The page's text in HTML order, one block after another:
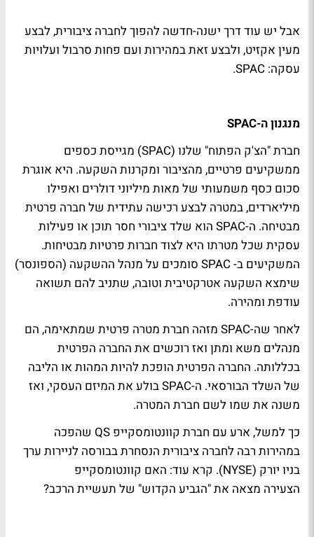
אבל יש עוד דרך ישנה-חדשה להפוך לחברה ציבורית, לבצע
מעין אקזיט, ולבצע זאת במהירות ועם פחות סרבול ועלויות
עסקה: SPAC.
מנגנון ה-SPAC
חברת "הצ'ק הפתוח" שלנו (SPAC) מגייסת כספים
ממשקיעים פרטיים, מהציבור ומקרנות השקעה. היא אוגרת
סכום כסף משמעותי של מאות מיליוני דולרים ואפילו
מיליארדים, במטרה לבצע רכישה עתידית של חברה פרטית
מבטיחה. ה-SPAC הוא שלד ציבורי חסר תוכן או פעילות
עסקית שכל מטרתו היא לצוד חברות פרטיות מבטיחות.
המשקיעים ב- SPAC סומכים על מנהל ההשקעה (הספונסר)
שימצא השקעה אטרקטיבית וטובה, שתניב להם תשואה
עודפת ומהירה.
לאחר שה-SPAC מזהה חברת מטרה פרטית שמתאימה, הם
מנהלים משא ומתן ואז רוכשים את החברה הפרטית
בכללותה. החברה הפרטית הופכת להיות המהות או הליבה
של השלד הבורסאי. ה-SPAC בולע את המיזם העסקי, ואז
משנה את שמו לשם חברת המטרה.
כך למשל, ארע עם חברת קוונטומסקייפ QS שהפכה
במהירות רבה לחברה ציבורית הנסחרת בבורסה לניירות ערך
בניו יורק (NYSE). קרא עוד: האם קוונטומסקייפ
הצעירה מצאה את "הגביע הקדוש" של תעשיית הרכב?